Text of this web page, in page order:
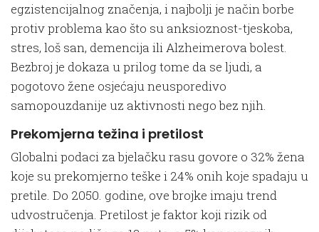
egzistencijalnog značenja, i najbolji je način borbe
protiv problema kao što su anksioznost-tjeskoba,
stres, loš san, demencija ili Alzheimerova bolest.
Bezbroj je dokaza u prilog tome da se ljudi, a
pogotovo žene osjećaju neusporedivo
samopouzdanije uz aktivnosti nego bez njih.
Prekomjerna težina i pretilost
Globalni podaci za bjelačku rasu govore o 32% žena
koje su prekomjerno teške i 24% onih koje spadaju u
pretile. Do 2050. godine, ove brojke imaju trend
udvostručenja. Pretilost je faktor koji rizik od